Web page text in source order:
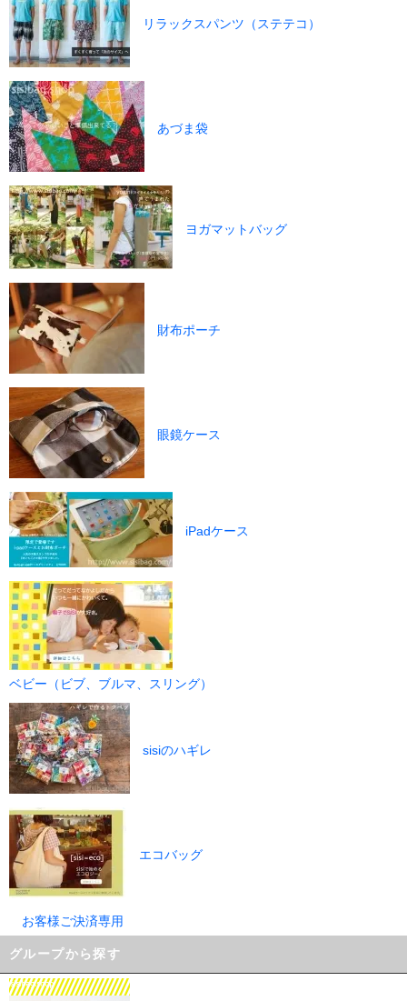
リラックスパンツ（ステテコ）
あづま袋
ヨガマットバッグ
財布ポーチ
眼鏡ケース
iPadケース
ベビー（ビブ、ブルマ、スリング）
sisiのハギレ
エコバッグ
お客様ご決済専用
グループから探す